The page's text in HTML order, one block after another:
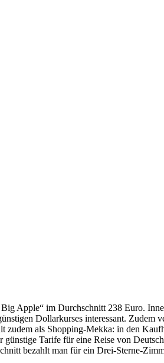
Apple“ im Durchschnitt 238 Euro.
Dollarkurses interessant.
als Shopping-Mekka: in den
Tarife für eine Reise von
bezahlt man für ein Drei-Sterne-